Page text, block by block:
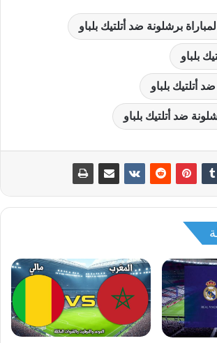
لمباراة برشلونة ضد أتلتيك بلباو
بلباو
أتلتيك بلباو
ضد أتلتيك بلباو